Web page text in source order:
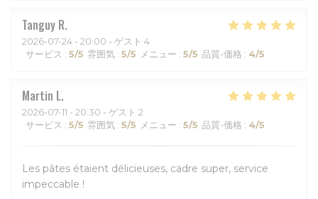
Tanguy R
2026-07-24 - 20:00 - ゲスト 4
サービス : 5/5 雰囲気 : 5/5 メニュー : 5/5 品質-価格 : 4/5
Martin L
2026-07-11 - 20:30 - ゲスト 2
サービス : 5/5 雰囲気 : 5/5 メニュー : 5/5 品質-価格 : 4/5
Les pâtes étaient délicieuses, cadre super, service
impeccable !